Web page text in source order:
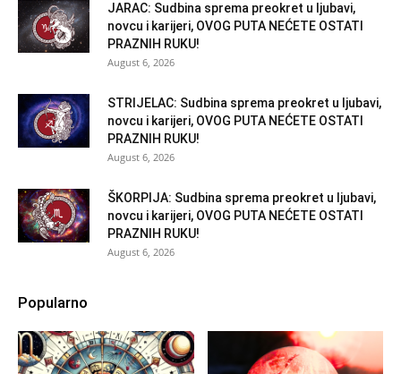
JARAC: Sudbina sprema preokret u ljubavi,
novcu i karijeri, OVOG PUTA NEĆETE OSTATI
PRAZNIH RUKU!
August 6, 2026
STRIJELAC: Sudbina sprema preokret u ljubavi,
novcu i karijeri, OVOG PUTA NEĆETE OSTATI
PRAZNIH RUKU!
August 6, 2026
ŠKORPIJA: Sudbina sprema preokret u ljubavi,
novcu i karijeri, OVOG PUTA NEĆETE OSTATI
PRAZNIH RUKU!
August 6, 2026
Popularno